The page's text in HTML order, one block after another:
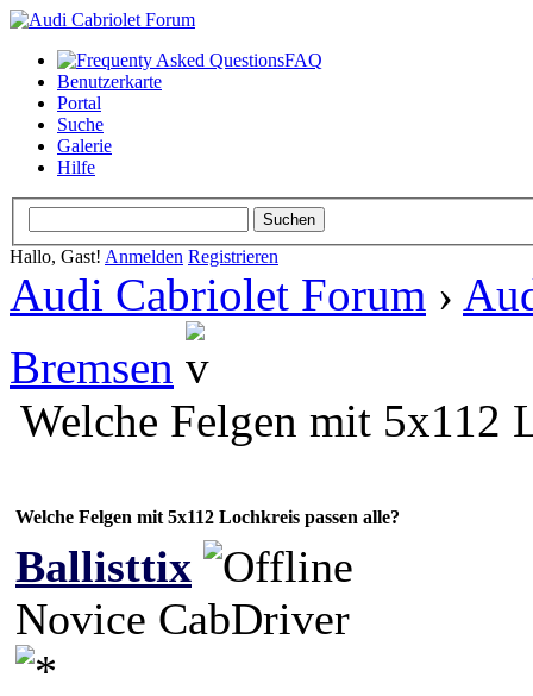
FAQ
Benutzerkarte
Portal
Suche
Galerie
Hilfe
Hallo, Gast! Anmelden Registrieren
Audi Cabriolet Forum ›
Bremsen
Welche Felgen mit 5x112
Welche Felgen mit 5x112 Lochkreis passen alle?
Ballisttix
Novice CabDriver